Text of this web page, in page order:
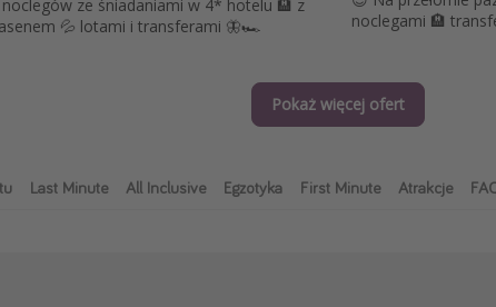
ze śniadaniami w 4* hotelu 🏨 z
💦 lotami i transferami 🦋🏎️
noclegami 🏨
Pokaż więcej ofert
Last Minute All Inclusive Egzotyka First Minute Atrakcje